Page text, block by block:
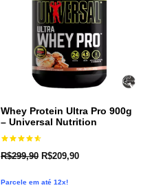
Whey Protein Ultra Pro 900g
– Universal Nutrition
Avaliação
4.60
R$299,90 R$209,90
Parcele em até 12x!